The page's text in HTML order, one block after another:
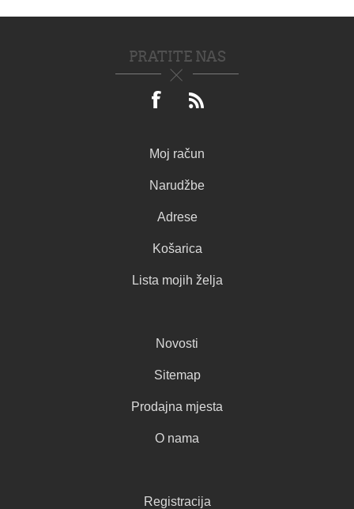
PRATITE NAS
Moj račun
Narudžbe
Adrese
Košarica
Lista mojih želja
Novosti
Sitemap
Prodajna mjesta
O nama
Registracija